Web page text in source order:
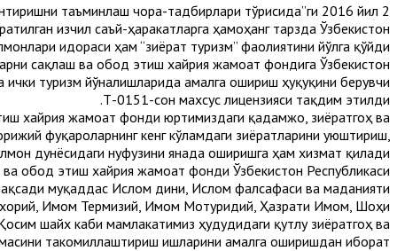
таъминлаш чора-тадбирлари тўғрисида”ги 2016 йил 2
изчил саъй-ҳаракатларга ҳамоҳанг тарзда Ўзбекистон
идораси ҳам “зиёрат туризм” фаолиятини йўлга қўйди.
сақлаш ва обод этиш хайрия жамоат фондига Ўзбекистон
туризм йўналишларида амалга ошириш ҳуқуқини берувчи
Т-0151-сон махсус лицензияси тақдим этилди.
хайрия жамоат фонди юртимиздаги қадамжо, зиёратгоҳ ва
фуқароларнинг кенг кўламдаги зиёратларини уюштириш,
дунёсидаги нуфузини янада оширишга ҳам хизмат қилади.
обод этиш хайрия жамоат фонди Ўзбекистон Республикаси
муқаддас Ислом дини, Ислом фалсафаси ва маданияти
Имом Термизий, Имом Мотуридий, Ҳазрати Имом, Шоҳи
шайх каби мамлакатимиз ҳудудидаги қутлуғ зиёратгоҳ ва
такомиллаштириш ишларини амалга оширишдан иборат.